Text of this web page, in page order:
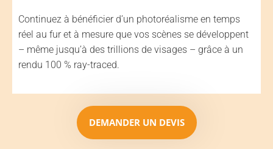
Continuez à bénéficier d’un photoréalisme en temps
réel au fur et à mesure que vos scènes se développent
– même jusqu’à des trillions de visages – grâce à un
rendu 100 % ray-traced.
DEMANDER UN DEVIS